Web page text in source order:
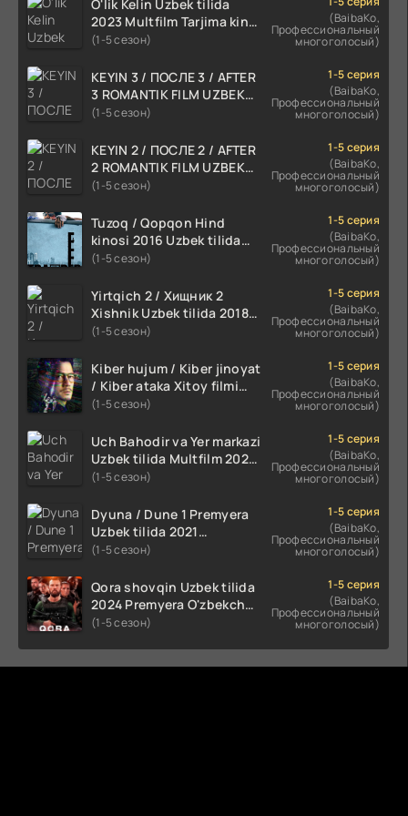
O'lik Kelin Uzbek tilida
2023 Multfilm Tarjima kino
skachat
(1-5 сезон)
(BaibaKo,
Профессиональный
многоголосый)
KEYIN 3 / ПОСЛЕ 3 / AFTER
3 ROMANTIK FILM UZBEK
TILIDA 2021 TARJIMA FILM
(1-5 сезон)
1-5 серия
(BaibaKo,
Профессиональный
многоголосый)
KEYIN 2 / ПОСЛЕ 2 / AFTER
2 ROMANTIK FILM UZBEK
TILIDA 2020 TARJIMA FILM
(1-5 сезон)
1-5 серия
(BaibaKo,
Профессиональный
многоголосый)
Tuzoq / Qopqon Hind
kinosi 2016 Uzbek tilida
tarjima film HD
(1-5 сезон)
1-5 серия
(BaibaKo,
Профессиональный
многоголосый)
Yirtqich 2 / Хищник 2
Xishnik Uzbek tilida 2018-
2024 O'zbekcha tarjima
(1-5 сезон)
1-5 серия
(BaibaKo,
Профессиональный
многоголосый)
Kiber hujum / Kiber jinoyat
/ Kiber ataka Xitoy filmi
Uzbek tilida O'zbekcha
HD skachat
(1-5 сезон)
1-5 серия
(BaibaKo,
Профессиональный
многоголосый)
Uch Bahodir va Yer markazi
Uzbek tilida Multfilm 2025
tarjima HD skachat
(1-5 сезон)
1-5 серия
(BaibaKo,
Профессиональный
многоголосый)
Dyuna / Dune 1 Premyera
Uzbek tilida 2021
O'zbekcha tarjima kino HD
(1-5 сезон)
1-5 серия
(BaibaKo,
Профессиональный
многоголосый)
Qora shovqin Uzbek tilida
2024 Premyera O'zbekcha
tarjima kino HD skachat
(1-5 сезон)
1-5 серия
(BaibaKo,
Профессиональный
многоголосый)